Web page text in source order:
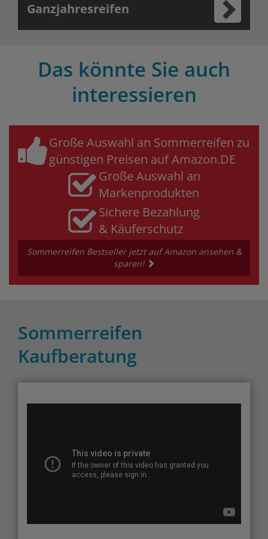
Ganzjahresreifen
Das könnte Sie auch
interessieren
Große Auswahl an Sommerreifen zu
günstigen Preisen auf Amazon.DE
Große Auswahl an
Markenprodukten
Sichere Bezahlung
& Käuferschutz
Sommerreifen Bestseller jetzt auf Amazon ansehen &
sparen!
Sommerreifen
Kaufberatung